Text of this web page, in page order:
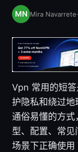
Mira Navarrete·
Vpn 常用的短
护隐私和绕过地
通俗易懂的方
型、配置、常
场景下正确使用